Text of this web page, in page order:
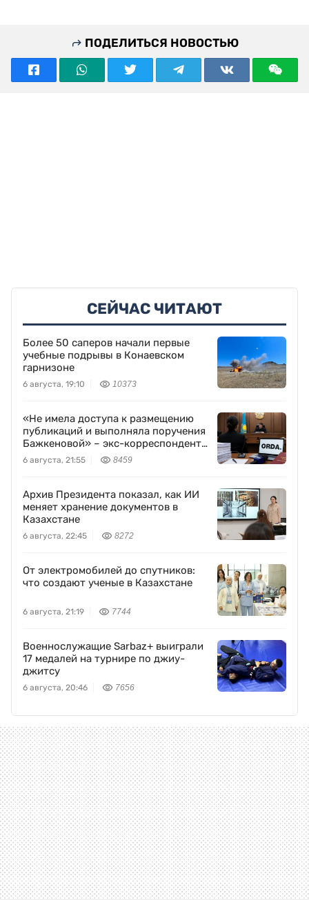
ПОДЕЛИТЬСЯ НОВОСТЬЮ
СЕЙЧАС ЧИТАЮТ
Более 50 саперов начали первые
учебные подрывы в Конаевском
гарнизоне
6 августа, 19:10 10373
«Не имела доступа к размещению
публикаций и выполняла поручения
Бажкеновой» – экс-корреспондент
Orda.kz Дуйсенова
6 августа, 21:55 8459
Архив Президента показал, как ИИ
меняет хранение документов в
Казахстане
6 августа, 22:45 8272
От электромобилей до спутников:
что создают ученые в Казахстане
6 августа, 21:19 7744
Военнослужащие Sarbaz+ выиграли
17 медалей на турнире по джиу-
джитсу
6 августа, 20:46 7656